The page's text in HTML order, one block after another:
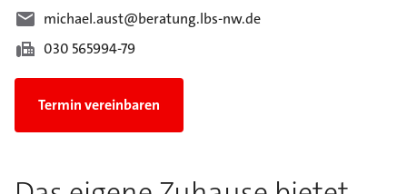
michael.aust@beratung.lbs-nw.de
030 565994-79
Termin vereinbaren